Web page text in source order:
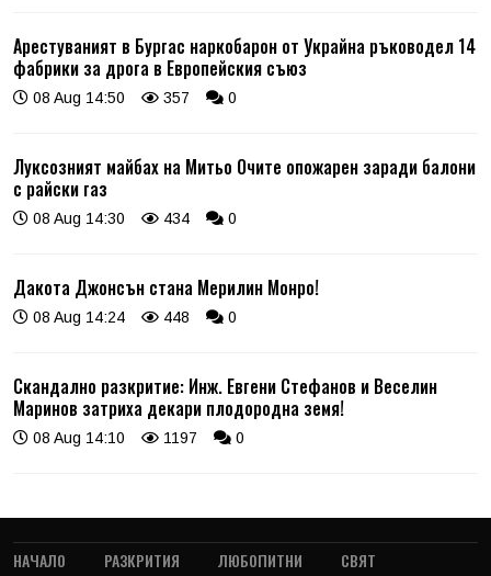
Арестуваният в Бургас наркобарон от Украйна ръководел 14
фабрики за дрога в Европейския съюз
08 Aug 14:50 357 0
Луксозният майбах на Митьо Очите опожарен заради балони
с райски газ
08 Aug 14:30 434 0
Дакота Джонсън стана Мерилин Монро!
08 Aug 14:24 448 0
Скандално разкритие: Инж. Евгени Стефанов и Веселин
Маринов затриха декари плодородна земя!
08 Aug 14:10 1197 0
НАЧАЛО РАЗКРИТИЯ ЛЮБОПИТНИ
СВЯТ